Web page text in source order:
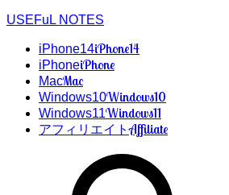
USEFuL NOTES
iPhone14iPhone14
iPhoneiPhone
MacMac
Windows10Windows10
Windows11Windows11
アフィリエイトAffiliate